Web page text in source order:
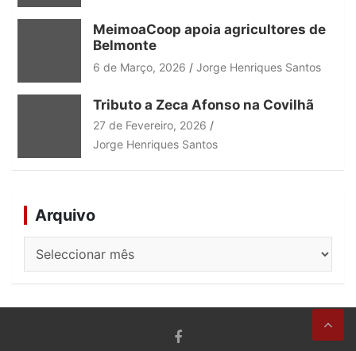
MeimoaCoop apoia agricultores de
Belmonte
6 de Março, 2026 Jorge Henriques Santos
Tributo a Zeca Afonso na Covilhã
27 de Fevereiro, 2026
Jorge Henriques Santos
Arquivo
Arquivo